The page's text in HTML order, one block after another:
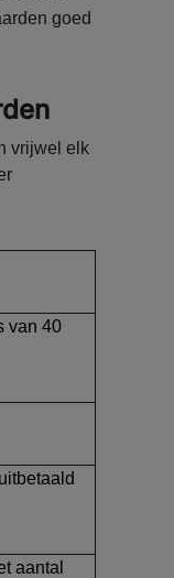
goed
vrijwel elk
van 40
aantal